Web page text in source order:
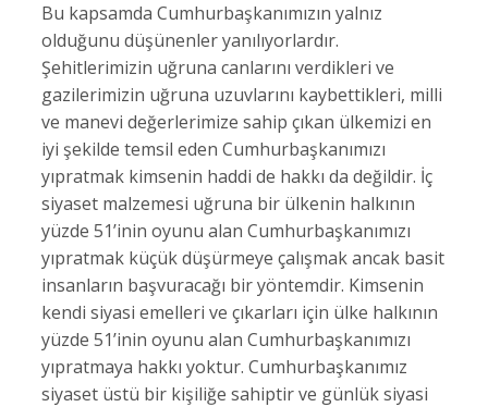
Bu kapsamda Cumhurbaşkanımızın yalnız
olduğunu düşünenler yanılıyorlardır.
Şehitlerimizin uğruna canlarını verdikleri ve
gazilerimizin uğruna uzuvlarını kaybettikleri, milli
ve manevi değerlerimize sahip çıkan ülkemizi en
iyi şekilde temsil eden Cumhurbaşkanımızı
yıpratmak kimsenin haddi de hakkı da değildir. İç
siyaset malzemesi uğruna bir ülkenin halkının
yüzde 51’inin oyunu alan Cumhurbaşkanımızı
yıpratmak küçük düşürmeye çalışmak ancak basit
insanların başvuracağı bir yöntemdir. Kimsenin
kendi siyasi emelleri ve çıkarları için ülke halkının
yüzde 51’inin oyunu alan Cumhurbaşkanımızı
yıpratmaya hakkı yoktur. Cumhurbaşkanımız
siyaset üstü bir kişiliğe sahiptir ve günlük siyasi